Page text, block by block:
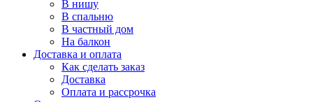
В нишу
В спальню
В частный дом
На балкон
Доставка и оплата
Как сделать заказ
Доставка
Оплата и рассрочка